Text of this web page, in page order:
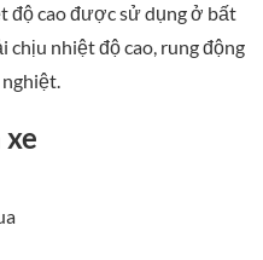
độ cao được sử dụng ở bất
chịu nhiệt độ cao, rung động
nghiệt.